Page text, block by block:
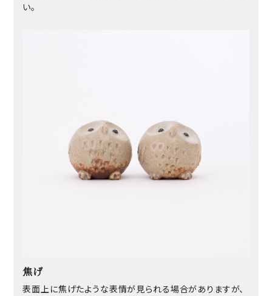
い。
焦げ
表面上に焦げたような表情が見られる場合がありますが、